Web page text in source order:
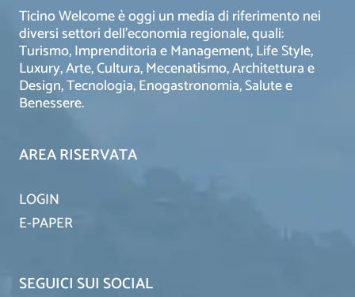
Ticino Welcome è oggi un media di riferimento nei
diversi settori dell’economia regionale, quali:
Turismo, Imprenditoria e Management, Life Style,
Luxury, Arte, Cultura, Mecenatismo, Architettura e
Design, Tecnologia, Enogastronomia, Salute e
Benessere.
AREA RISERVATA
LOGIN
E-PAPER
SEGUICI SUI SOCIAL